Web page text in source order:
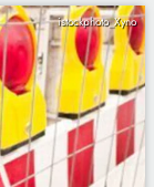
istockphoto_Xyno